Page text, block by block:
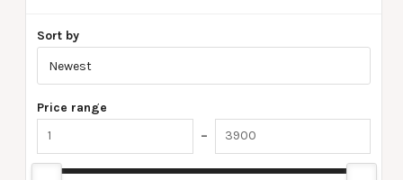
Sort by
Price range
–